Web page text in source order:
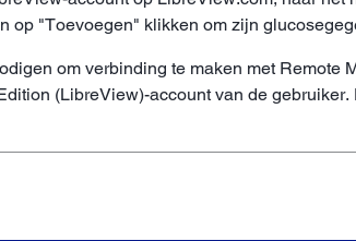
op "Toevoegen" klikken om zijn
om verbinding te maken met Remote
(LibreView)-account van de